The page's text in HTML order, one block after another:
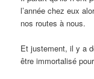
l’année chez eux
nos routes à nous.
Et justement, il y a
être immortalisé